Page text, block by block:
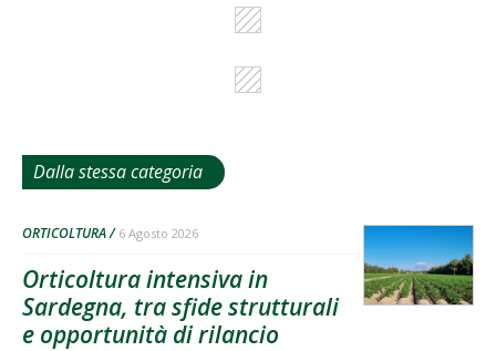
Dalla stessa categoria
ORTICOLTURA 6 Agosto 2026
Orticoltura intensiva in
Sardegna, tra sfide strutturali
e opportunità di rilancio